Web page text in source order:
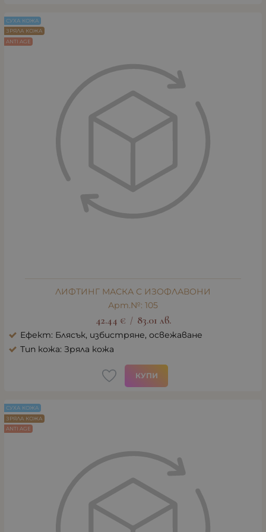
ЛИФТИНГ МАСКА С ИЗОФЛАВОНИ
Арт.№: 105
42.44 € / 83.01 лв.
Ефект: Блясък, избистряне, освежаване
Тип кожа: Зряла кожа
КУПИ
СУХА КОЖА
ЗРЯЛА КОЖА
ANTI AGE
СУХА КОЖА
ЗРЯЛА КОЖА
ANTI AGE